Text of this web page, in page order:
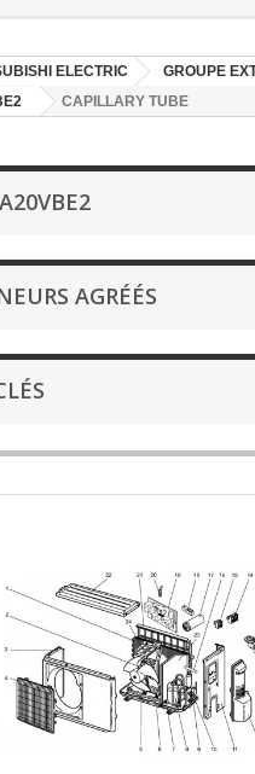
ELECTRIC
GROUPE
CAPILLARY TUBE
AGRÉÉS